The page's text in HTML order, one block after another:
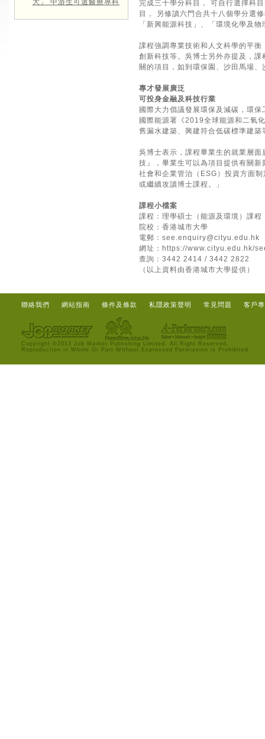
大」 中游生可選醫療專科
完成三十學分科目， 可自行選擇科
目， 另修讀六門合共十八個學分選
「新興能源科技」、「環境化學及
課程強調專業技術和人文科學的平
創新科技等。吳博士另外亦提及，
關的項目，如到環保園、沙田馬場
專才發展廣泛
可投身金融及科技行業
國際大力倡議發展環保及減碳，環
國際能源署《2019全球能源和二氧
舊漏水建築、興建符合低碳標準建
吳博士表示，課程畢業生的就業層
技』，畢業生可以為項目提供有關
社會和企業管治（ESG）投資方面
或繼續攻讀博士課程。」
課程小檔案
課程：理學碩士（能源及環境）課
院校：香港城市大學
電郵： see.enquiry@cityu.edu.hk
網址： https://www.cityu.edu.hk/
查詢：3442 2414 / 3442 2822
（以上資料由香港城市大學提供）
聯絡我們 網站指南 條件及條款 私隱政策聲明 常見問題 客戶
Copyright ©2013 Job Market Publishing Limited. All Right Reserved.
Reproduction in Whole Or Part Without Expressed Permission is Prohibited.